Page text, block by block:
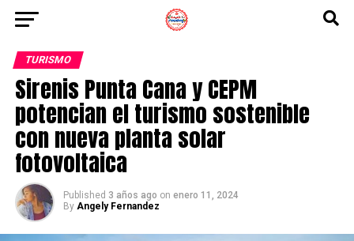
TURISMO
Sirenis Punta Cana y CEPM
potencian el turismo sostenible
con nueva planta solar
fotovoltaica
Published 3 años ago on enero 11, 2024
By Angely Fernandez